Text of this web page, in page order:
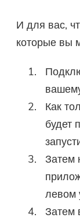
И для вас,
которые вы
Как
будет
Затем
левом
Затем
вы